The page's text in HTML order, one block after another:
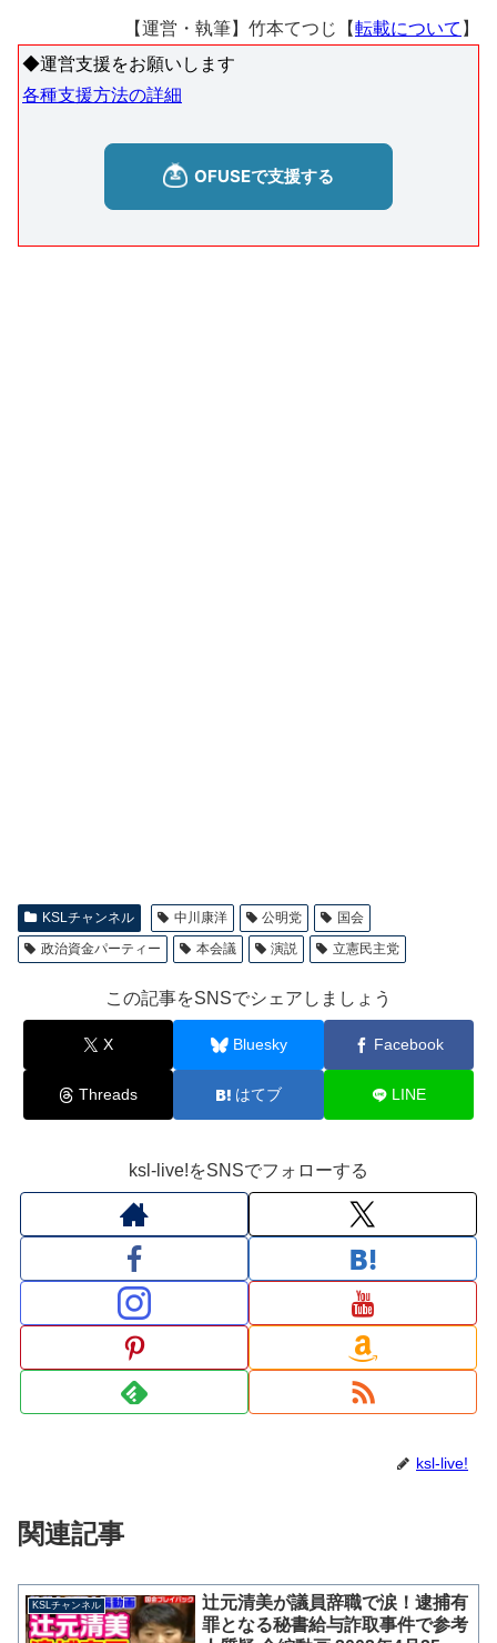
【運営・執筆】竹本てつじ【転載について 】
◆運営支援をお願いします
各種支援方法の詳細
KSLチャンネル 中川康洋 公明党
国会
政治資金パーティー
本会議 演説 立憲民主党
この記事をSNSでシェアしましょう
X Bluesky Facebook
Threads はてブ LINE
ksl-live!をSNSでフォローする
ksl-live!
関連記事
KSLチャンネル
辻元清美が議員辞職で涙！逮捕有
罪となる秘書給与詐取事件で参考